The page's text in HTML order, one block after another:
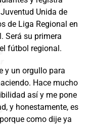
Unida de
de Liga Regional en
Será su primera
fútbol regional.
y un orgullo para
Hace mucho
así y me pone
y honestamente, es
como dije ya